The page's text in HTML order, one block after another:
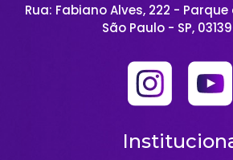
Rua: Fabiano Alves, 222 -
São Paulo - SP,